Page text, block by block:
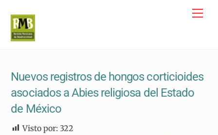
content
Nuevos registros de hongos corticioides
asociados a Abies religiosa del Estado
de México
Visto por: 322